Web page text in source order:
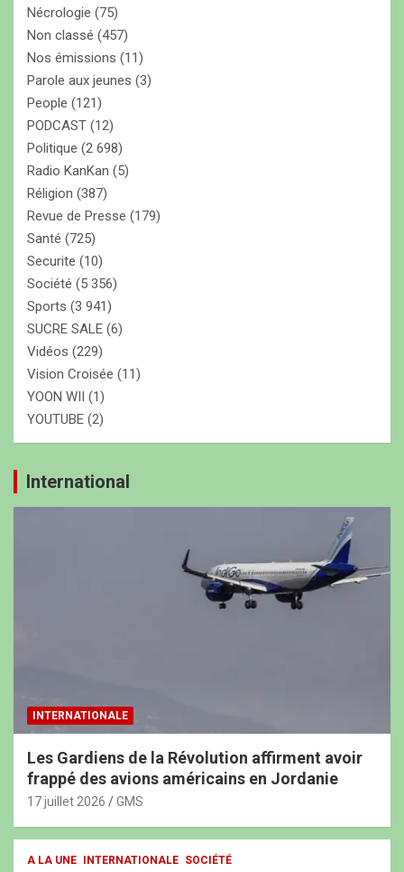
Nécrologie (75)
Non classé (457)
Nos émissions (11)
Parole aux jeunes (3)
People (121)
PODCAST (12)
Politique (2 698)
Radio KanKan (5)
Réligion (387)
Revue de Presse (179)
Santé (725)
Securite (10)
Société (5 356)
Sports (3 941)
SUCRE SALE (6)
Vidéos (229)
Vision Croisée (11)
YOON WII
(1)
YOUTUBE (2)
International
INTERNATIONALE
Les Gardiens de la Révolution affirment avoir
frappé des avions américains en Jordanie
17 juillet 2026 GMS
A LA UNE INTERNATIONALE SOCIÉTÉ